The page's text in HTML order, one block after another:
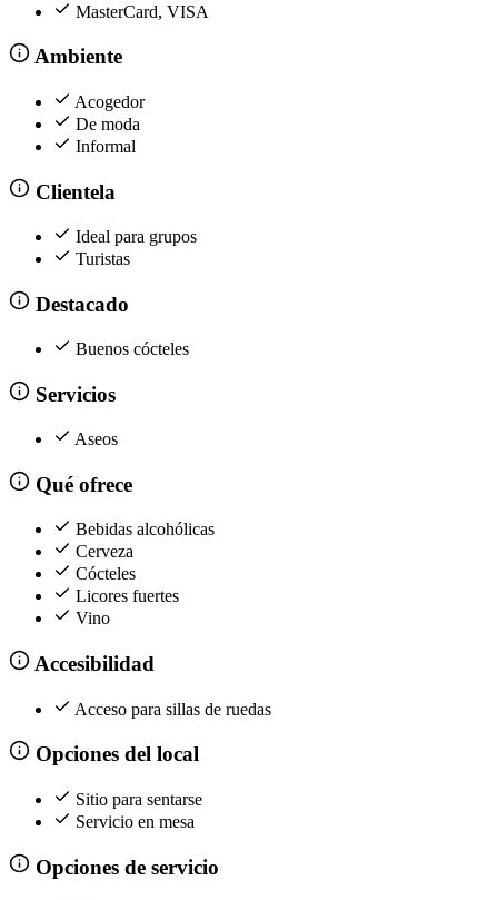
MasterCard, VISA
Ambiente
Acogedor
De moda
Informal
Clientela
Ideal para grupos
Turistas
Destacado
Buenos cócteles
Servicios
Aseos
Qué ofrece
Bebidas alcohólicas
Cerveza
Cócteles
Licores fuertes
Vino
Accesibilidad
Acceso para sillas de ruedas
Opciones del local
Sitio para sentarse
Servicio en mesa
Opciones de servicio